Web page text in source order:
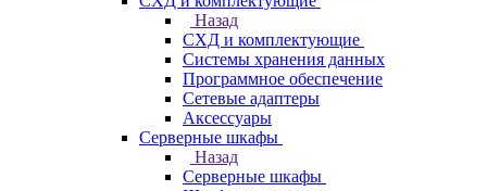
Назад
СХД и комплектующие
Системы хранения данных
Программное обеспечение
Сетевые адаптеры
Аксессуары
Серверные шкафы
Назад
Серверные шкафы